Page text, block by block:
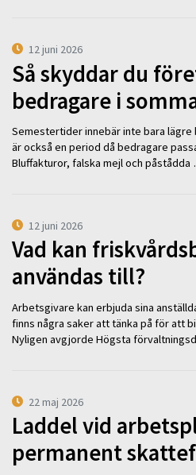
12 juni 2026
Så skyddar du
bedragare i
Semestertider innebär inte bara lägre
är också en period då bedragare
Bluffakturor, falska mejl och
12 juni 2026
Vad kan
användas till?
Arbetsgivare kan erbjuda sina
finns några saker att tänka på för att
Nyligen avgjorde Högsta
22 maj 2026
Laddel vid
permanent